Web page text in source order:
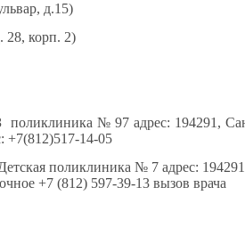
д.15)
28, корп. 2)
№ 97 адрес: 194291,
+7(812)517-14-05
поликлиника № 7 адрес:
+7 (812) 597-39-13 вызов врача